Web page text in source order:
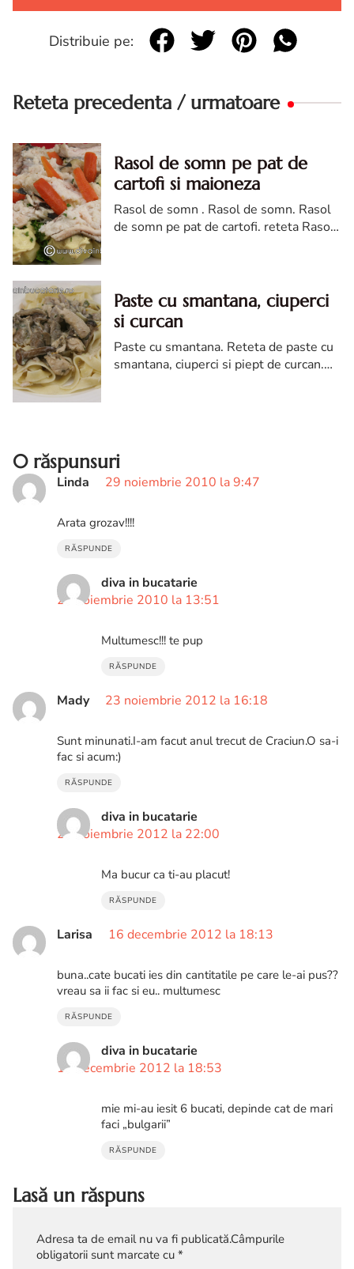
Distribuie pe:
Reteta precedenta / urmatoare
Rasol de somn pe pat de
cartofi si maioneza
Rasol de somn . Rasol de somn. Rasol
de somn pe pat de cartofi. reteta Rasol
Paste cu smantana, ciuperci
si curcan
Paste cu smantana. Reteta de paste cu
smantana, ciuperci si piept de curcan.
0 răspunsuri
Linda 29 noiembrie 2010 la 9:47
Arata grozav!!!!
RĂSPUNDE
diva in bucatarie
29 noiembrie 2010 la 13:51
Multumesc!!! te pup
RĂSPUNDE
Mady 23 noiembrie 2012 la 16:18
Sunt minunati.I-am facut anul trecut de Craciun.O sa-i
fac si acum:)
RĂSPUNDE
diva in bucatarie
23 noiembrie 2012 la 22:00
Ma bucur ca ti-au placut!
RĂSPUNDE
Larisa 16 decembrie 2012 la 18:13
buna..cate bucati ies din cantitatile pe care le-ai pus??
vreau sa ii fac si eu.. multumesc
RĂSPUNDE
diva in bucatarie
16 decembrie 2012 la 18:53
mie mi-au iesit 6 bucati, depinde cat de mari
faci „bulgarii”
RĂSPUNDE
Lasă un răspuns
Adresa ta de email nu va fi publicată.Câmpurile
obligatorii sunt marcate cu *